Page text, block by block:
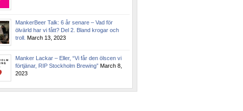
MankerBeer Talk: 6 år senare – Vad för
ölvärld har vi fått? Del 2. Bland krogar och
troll. March 13, 2023
Manker Lackar – Eller, “Vi får den ölscen vi
förtjänar, RIP Stockholm Brewing” March 8,
2023